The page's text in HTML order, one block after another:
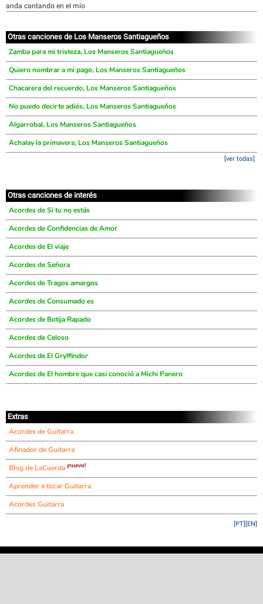
anda cantando en el mío
Otras canciones de Los Manseros Santiagueños
Zamba para mi tristeza, Los Manseros Santiagueños
Quiero nombrar a mi pago, Los Manseros Santiagueños
Chacarera del recuerdo, Los Manseros Santiagueños
No puedo decirte adiós, Los Manseros Santiagueños
Algarrobal, Los Manseros Santiagueños
Achalay la primavera, Los Manseros Santiagueños
[ver todas]
Otras canciones de interés
Acordes de Si tu no estás
Acordes de Confidencias de Amor
Acordes de El viaje
Acordes de Señora
Acordes de Tragos amargos
Acordes de Consumado es
Acordes de Botija Rapado
Acordes de Celoso
Acordes de El Gryffindor
Acordes de El hombre que casi conoció a Michi Panero
Extras
Acordes de Guitarra
Afinador de Guitarra
Blog de LaCuerda ¡nuevo!
Aprender a tocar Guitarra
Acordes Guitarra
[EN]
[PT]